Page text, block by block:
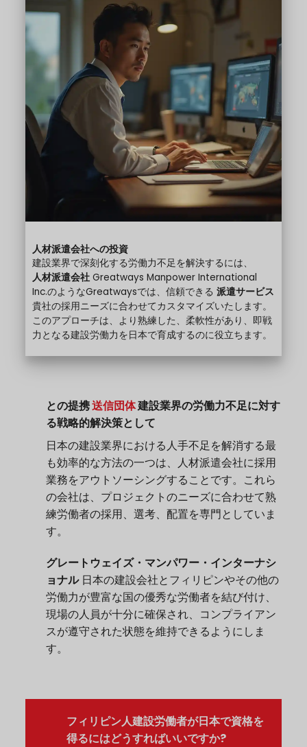
人材派遣会社への投資
建設業界で深刻化する労働力不足を解決するには、
人材派遣会社 Greatways Manpower International
Inc.のようなGreatwaysでは、信頼できる派遣サービス
貴社の採用ニーズに合わせてカスタマイズいたします。
このアプローチは、より熟練した、柔軟性があり、即戦
力となる建設労働力を日本で育成するのに役立ちます。
との提携送信団体建設業界の労働力不足に対す
る戦略的解決策として
日本の建設業界における人手不足を解消する最
も効率的な方法の一つは、人材派遣会社に採用
業務をアウトソーシングすることです。これら
の会社は、プロジェクトのニーズに合わせて熟
練労働者の採用、選考、配置を専門としていま
す。
グレートウェイズ・マンパワー・インターナシ
ョナル日本の建設会社とフィリピンやその他の
労働力が豊富な国の優秀な労働者を結び付け、
現場の人員が十分に確保され、コンプライアン
スが遵守された状態を維持できるようにしま
す。
フィリピン人建設労働者が日本で資格を
得るにはどうすればいいですか?